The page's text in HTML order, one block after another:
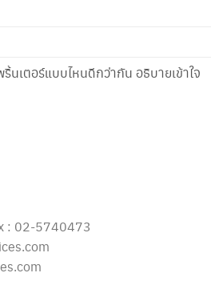
นเตอร์แบบไหนดีกว่ากัน อธิบายเข้าใจ
: 02-5740473